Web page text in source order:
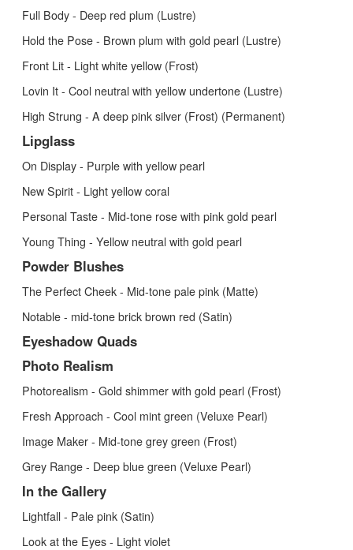
Full Body - Deep red plum (Lustre)
Hold the Pose - Brown plum with gold pearl (Lustre)
Front Lit - Light white yellow (Frost)
Lovin It - Cool neutral with yellow undertone (Lustre)
High Strung - A deep pink silver (Frost) (Permanent)
Lipglass
On Display - Purple with yellow pearl
New Spirit - Light yellow coral
Personal Taste - Mid-tone rose with pink gold pearl
Young Thing - Yellow neutral with gold pearl
Powder Blushes
The Perfect Cheek - Mid-tone pale pink (Matte)
Notable - mid-tone brick brown red (Satin)
Eyeshadow Quads
Photo Realism
Photorealism - Gold shimmer with gold pearl (Frost)
Fresh Approach - Cool mint green (Veluxe Pearl)
Image Maker - Mid-tone grey green (Frost)
Grey Range - Deep blue green (Veluxe Pearl)
In the Gallery
Lightfall - Pale pink (Satin)
Look at the Eyes - Light violet